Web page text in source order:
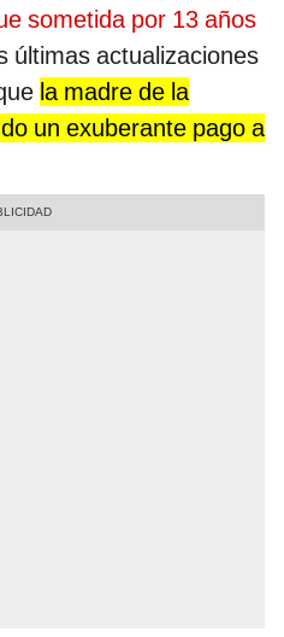
sometida por 13 años
últimas actualizaciones
la madre de la
un exuberante pago a